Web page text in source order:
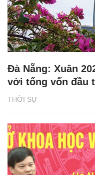
THỜI SỰ
Đà Nẵng: Xuân
với tổng vốn đầu